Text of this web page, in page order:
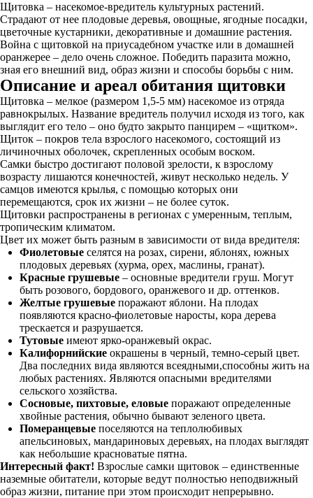
Щитовка – насекомое-вредитель культурных растений.
Страдают от нее плодовые деревья, овощные, ягодные посадки,
цветочные кустарники, декоративные и домашние растения.
Война с щитовкой на приусадебном участке или в домашней
оранжерее – дело очень сложное. Победить паразита можно,
зная его внешний вид, образ жизни и способы борьбы с ним.
Описание и ареал обитания щитовки
Щитовка – мелкое (размером 1,5-5 мм) насекомое из отряда
равнокрылых. Название вредитель получил исходя из того, как
выглядит его тело – оно будто закрыто панцирем – «щитком».
Щиток – покров тела взрослого насекомого, состоящий из
личиночных оболочек, скрепленных особым воском.
Самки быстро достигают половой зрелости, к взрослому
возрасту лишаются конечностей, живут несколько недель. У
самцов имеются крылья, с помощью которых они
перемещаются, срок их жизни – не более суток.
Щитовки распространены в регионах с умеренным, теплым,
тропическим климатом.
Цвет их может быть разным в зависимости от вида вредителя:
Фиолетовые селятся на розах, сирени, яблонях, южных
плодовых деревьях (хурма, орех, маслины, гранат).
Красные грушевые – основные вредители груш. Могут
быть розового, бордового, оранжевого и др. оттенков.
Желтые грушевые поражают яблони. На плодах
появляются красно-фиолетовые наросты, кора дерева
трескается и разрушается.
Тутовые имеют ярко-оранжевый окрас.
Калифорнийские окрашены в черный, темно-серый цвет.
Два последних вида являются всеядными,способны жить на
любых растениях. Являются опасными вредителями
сельского хозяйства.
Сосновые, пихтовые, еловые поражают определенные
хвойные растения, обычно бывают зеленого цвета.
Померанцевые поселяются на теплолюбивых
апельсиновых, мандариновых деревьях, на плодах выглядят
как небольшие красноватые пятна.
Интересный факт! Взрослые самки щитовок – единственные
наземные обитатели, которые ведут полностью неподвижный
образ жизни, питание при этом происходит непрерывно.